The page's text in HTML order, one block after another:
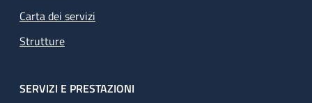
Carta dei servizi
Strutture
SERVIZI E PRESTAZIONI